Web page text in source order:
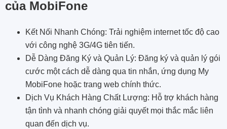
của MobiFone
Kết Nối Nhanh Chóng: Trải nghiệm internet tốc độ cao
với công nghệ 3G/4G tiên tiến.
Dễ Dàng Đăng Ký và Quản Lý: Đăng ký và quản lý gói
cước một cách dễ dàng qua tin nhắn, ứng dụng My
MobiFone hoặc trang web chính thức.
Dịch Vụ Khách Hàng Chất Lượng: Hỗ trợ khách hàng
tận tình và nhanh chóng giải quyết mọi thắc mắc liên
quan đến dịch vụ.